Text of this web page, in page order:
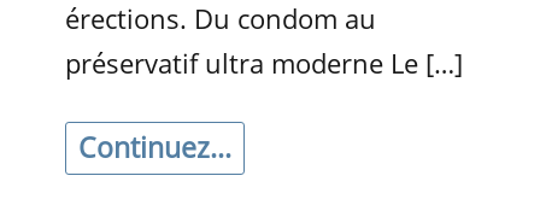
érections. Du condom au
préservatif ultra moderne Le […]
Continuez...